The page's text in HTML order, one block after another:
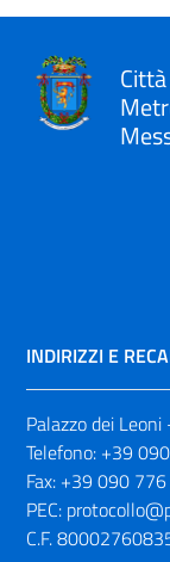
Città
INDIRIZZI E
Palazzo dei
Telefono: +39
Fax: +39 090
PEC:
C.F.